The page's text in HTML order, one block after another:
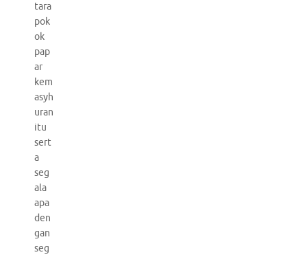
tara
pok
ok
pap
ar
kem
asyh
uran
itu
sert
a
seg
ala
apa
den
gan
seg